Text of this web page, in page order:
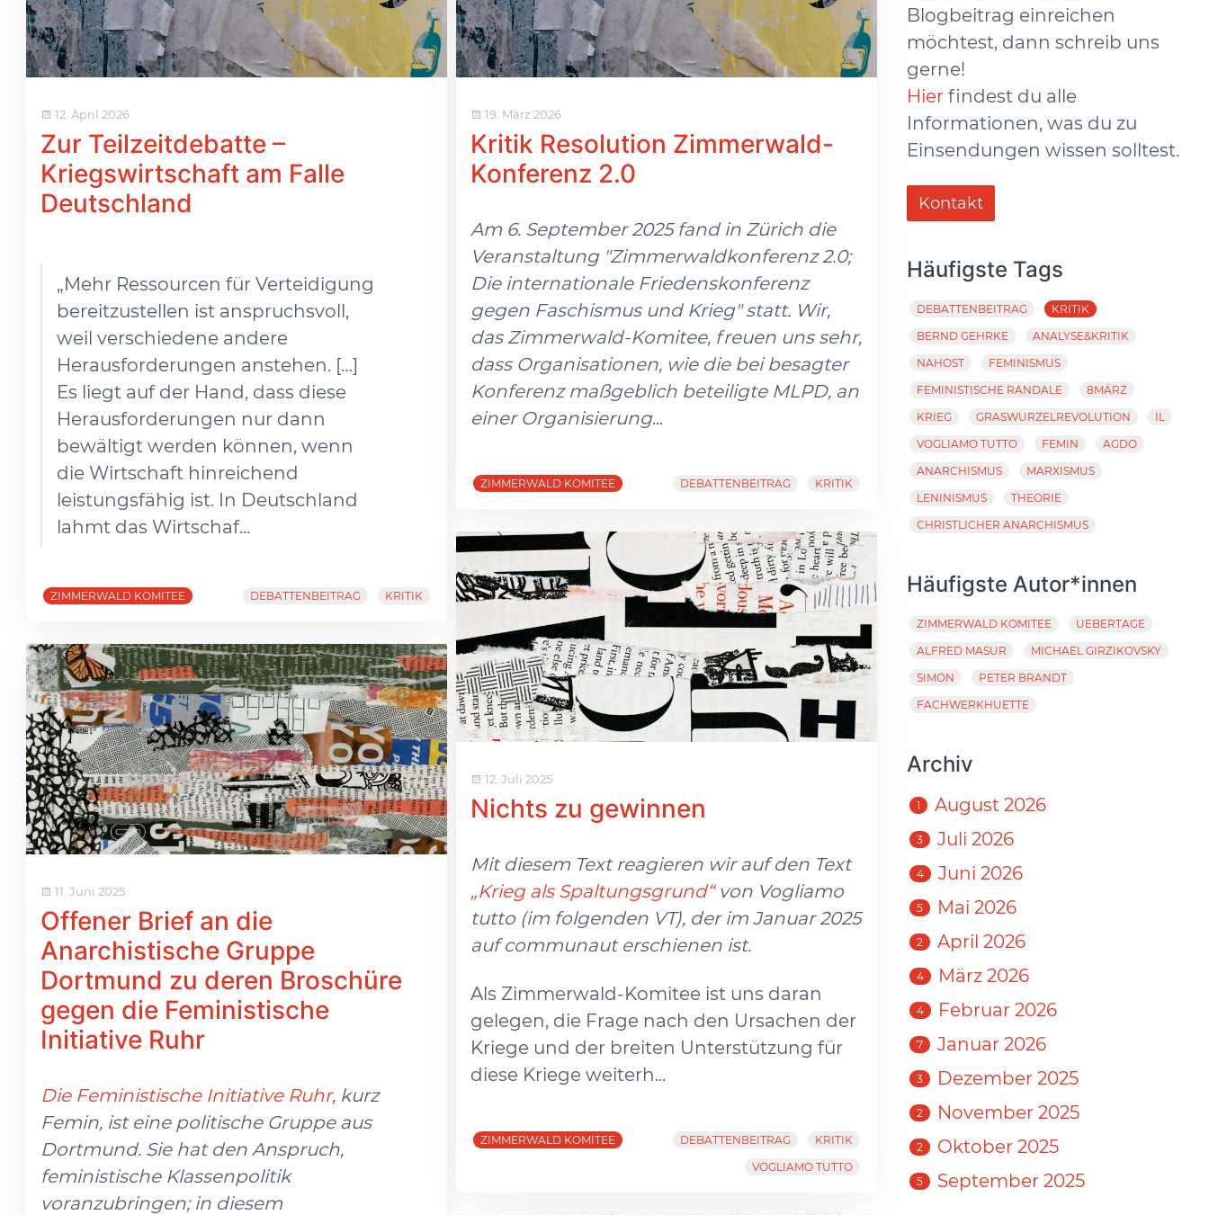
12. April 2026
Zur Teilzeitdebatte –
Kriegswirtschaft am Falle
Deutschland
„Mehr Ressourcen für Verteidigung
bereitzustellen ist anspruchsvoll,
weil verschiedene andere
Herausforderungen anstehen. […]
Es liegt auf der Hand, dass diese
Herausforderungen nur dann
bewältigt werden können, wenn
die Wirtschaft hinreichend
leistungsfähig ist. In Deutschland
lahmt das Wirtschaf...
ZIMMERWALD KOMITEE DEBATTENBEITRAG KRITIK
11. Juni 2025
Offener Brief an die
Anarchistische Gruppe
Dortmund zu deren Broschüre
gegen die Feministische
Initiative Ruhr
Die Feministische Initiative Ruhr, kurz
Femin, ist eine politische Gruppe aus
Dortmund. Sie hat den Anspruch,
feministische Klassenpolitik
voranzubringen; in diesem
19. März 2026
Kritik Resolution Zimmerwald-
Konferenz 2.0
Am 6. September 2025 fand in Zürich die
Veranstaltung "Zimmerwaldkonferenz 2.0;
Die internationale Friedenskonferenz
gegen Faschismus und Krieg" statt. Wir,
das Zimmerwald-Komitee, freuen uns sehr,
dass Organisationen, wie die bei besagter
Konferenz maßgeblich beteiligte MLPD, an
einer Organisierung...
ZIMMERWALD KOMITEE DEBATTENBEITRAG KRITIK
12. Juli 2025
Nichts zu gewinnen
Mit diesem Text reagieren wir auf den Text
„Krieg als Spaltungsgrund“von Vogliamo
tutto (im folgenden VT), der im Januar 2025
auf communaut erschienen ist.
Als Zimmerwald-Komitee ist uns daran
gelegen, die Frage nach den Ursachen der
Kriege und der breiten Unterstützung für
diese Kriege weiterh...
ZIMMERWALD KOMITEE DEBATTENBEITRAG
KRITIK
VOGLIAMO TUTTO
Blogbeitrag einreichen
möchtest, dann schreib uns
gerne!
Hier findest du alle
Informationen, was du zu
Einsendungen wissen solltest.
Kontakt
Häufigste Tags
DEBATTENBEITRAG
KRITIK
BERND GEHRKE
ANALYSE&KRITIK
NAHOST
FEMINISMUS
FEMINISTISCHE RANDALE
8MÄRZ
KRIEG
GRASWURZELREVOLUTION
IL
VOGLIAMO TUTTO
FEMIN
AGDO
ANARCHISMUS
MARXISMUS
LENINISMUS
THEORIE
CHRISTLICHER ANARCHISMUS
Häufigste Autor*innen
ZIMMERWALD KOMITEE
UEBERTAGE
ALFRED MASUR
MICHAEL GIRZIKOVSKY
SIMON
PETER BRANDT
FACHWERKHUETTE
Archiv
1 August 2026
3 Juli 2026
4 Juni 2026
5 Mai 2026
2 April 2026
4 März 2026
4 Februar 2026
7 Januar 2026
3 Dezember 2025
2 November 2025
2 Oktober 2025
5 September 2025